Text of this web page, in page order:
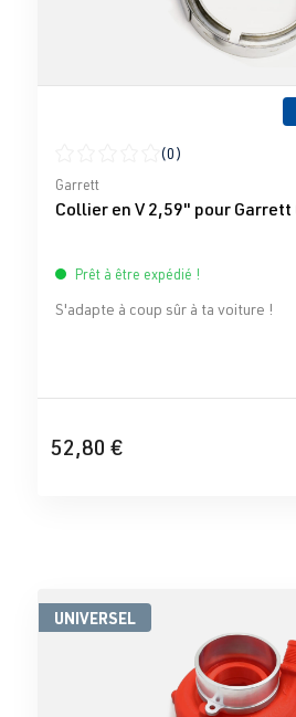
Note moyenne de 0 sur 5 étoiles
(0)
Garrett
Collier en V 2,59" pour Garrett
Prêt à être expédié !
S'adapte à coup sûr à ta voiture !
52,80 €
UNIVERSEL